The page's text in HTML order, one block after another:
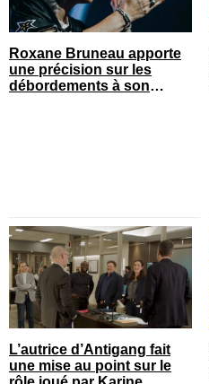
Roxane Bruneau apporte
une précision sur les
débordements à son
L’autrice d’Antigang fait
une mise au point sur le